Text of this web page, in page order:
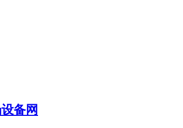
备网